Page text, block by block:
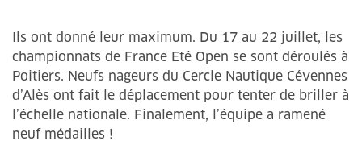
Ils ont donné leur maximum. Du 17 au 22 juillet, les
championnats de France Eté Open se sont déroulés à
Poitiers. Neufs nageurs du Cercle Nautique Cévennes
d’Alès ont fait le déplacement pour tenter de briller à
l’échelle nationale. Finalement, l’équipe a ramené
neuf médailles !